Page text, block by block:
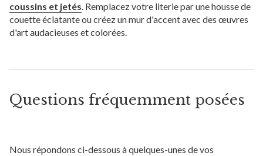
coussins et jetés. Remplacez votre literie par une housse de
couette éclatante ou créez un mur d'accent avec des œuvres
d'art audacieuses et colorées.
Questions fréquemment posées
Nous répondons ci-dessous à quelques-unes de vos